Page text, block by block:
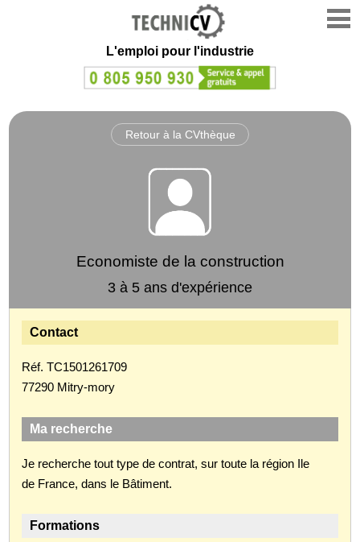
L'emploi pour l'industrie
Retour à la CVthèque
Economiste de la construction
3 à 5 ans d'expérience
Contact
Réf. TC1501261709
77290 Mitry-mory
Ma recherche
Je recherche tout type de contrat, sur toute la région Ile
de France, dans le Bâtiment.
Formations